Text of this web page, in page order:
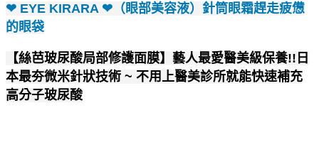
❤ EYE KIRARA ❤（眼部美容液）針筒眼霜趕走疲憊
的眼袋
【絲芭玻尿酸局部修護面膜】藝人最愛醫美級保養!!日
本最夯微米針狀技術 ~ 不用上醫美診所就能快速補充
高分子玻尿酸